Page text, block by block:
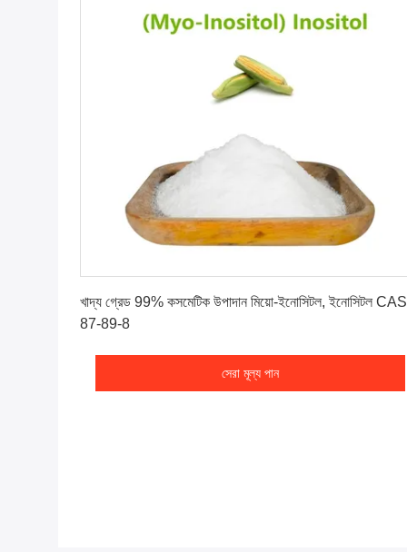
খাদ্য গ্রেড 99% কসমেটিক উপাদান মিয়ো-ইনোসিটল, ইনোসিটল CAS
87-89-8
সেরা মূল্য পান